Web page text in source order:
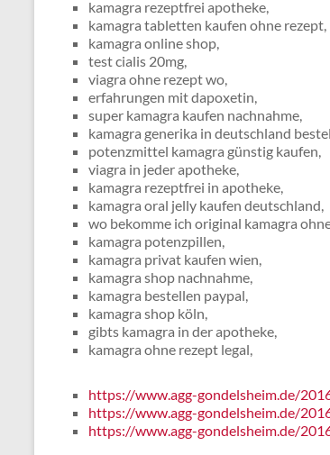
kamagra rezeptfrei apotheke,
kamagra tabletten kaufen ohne rezept,
kamagra online shop,
test cialis 20mg,
viagra ohne rezept wo,
erfahrungen mit dapoxetin,
super kamagra kaufen nachnahme,
kamagra generika in deutschland
potenzmittel kamagra günstig kaufen,
viagra in jeder apotheke,
kamagra rezeptfrei in apotheke,
kamagra oral jelly kaufen deutschland,
wo bekomme ich original kamagra
kamagra potenzpillen,
kamagra privat kaufen wien,
kamagra shop nachnahme,
kamagra bestellen paypal,
kamagra shop köln,
gibts kamagra in der apotheke,
kamagra ohne rezept legal,
https://www.agg-gondelsheim.de/
https://www.agg-gondelsheim.de/
https://www.agg-gondelsheim.de/